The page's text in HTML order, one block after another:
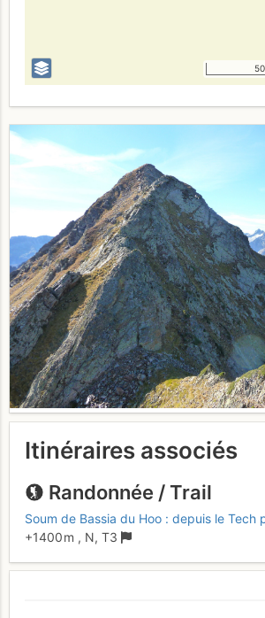
Itinéraires associés
Randonnée / Trail
Soum de Bassia du Hoo : depuis le Tech
+1400 m , N, T3